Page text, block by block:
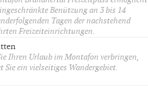
Benützung an 3 bis 14
Tagen der nachstehend
Freizeiteinrichtungen.
Ihren Urlaub im Montafon verbringen,
Sie ein vielseitiges Wandergebiet.